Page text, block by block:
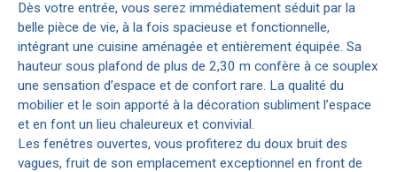
Dès votre entrée, vous serez immédiatement séduit par la
belle pièce de vie, à la fois spacieuse et fonctionnelle,
intégrant une cuisine aménagée et entièrement équipée. Sa
hauteur sous plafond de plus de 2,30 m confère à ce souplex
une sensation d’espace et de confort rare. La qualité du
mobilier et le soin apporté à la décoration subliment l’espace
et en font un lieu chaleureux et convivial.
Les fenêtres ouvertes, vous profiterez du doux bruit des
vagues, fruit de son emplacement exceptionnel en front de